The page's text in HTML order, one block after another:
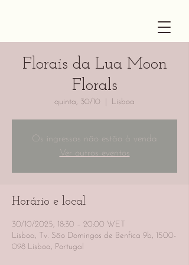
Florais da Lua Moon
Florals
quinta, 30/10 Lisboa
Os ingressos não estão à venda
Ver outros eventos
Horário e local
30/10/2025, 18:30 – 20:00 WET
Lisboa, Tv. São Domingos de Benfica 9b, 1500-
098 Lisboa, Portugal